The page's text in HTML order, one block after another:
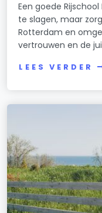
Een goede
te slagen, maar
Rotterdam en
vertrouwen en de
LEES VERDER